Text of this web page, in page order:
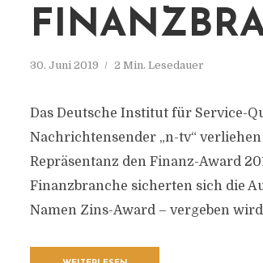
30. Juni 2019 2 Min. Lesedauer
Das Deutsche Institut für Service-
Nachrichtensender „n-tv“
Repräsentanz den Finanz-Award
Finanzbranche sicherten sich die
Namen Zins-Award – vergeben